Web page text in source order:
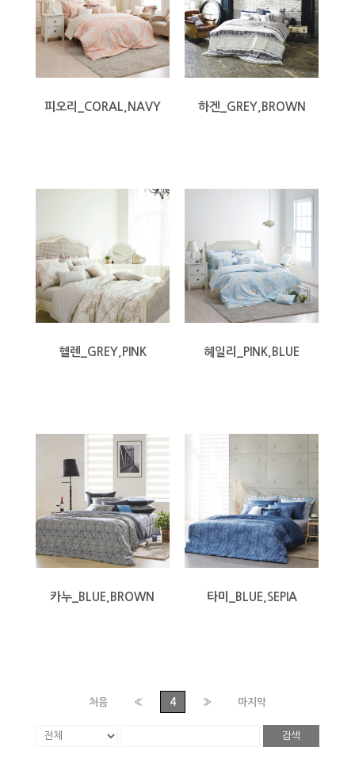
피오리_CORAL,NAVY 하겐_GREY,BROWN
헬렌_GREY,PINK 헤일리_PINK,BLUE
카누_BLUE,BROWN 타미_BLUE,SEPIA
처음 « 4 » 마지막
검색